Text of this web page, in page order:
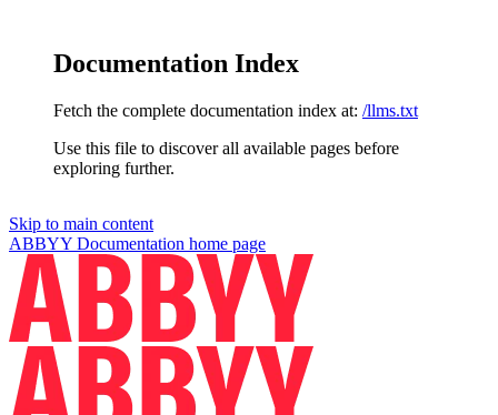
Documentation Index
Fetch the complete documentation index at: /llms.txt
Use this file to discover all available pages before
exploring further.
Skip to main content
ABBYY Documentation home page